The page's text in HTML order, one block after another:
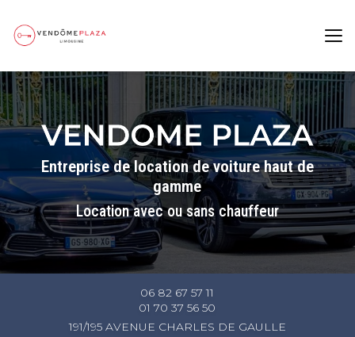
contenu
Entreprise de location de voiture haut de
gamme
Location avec ou sans chauffeur
06 82 67 57 11
01 70 37 56 50
191/195 AVENUE CHARLES DE GAULLE